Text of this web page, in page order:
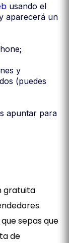
usando el
aparecerá un
y
(puedes
apuntar para
gratuita
sepas que
de